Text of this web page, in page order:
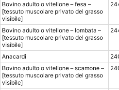
Bovino adulto o vitellone – fesa –
[tessuto muscolare privato del grasso
visibile]
Bovino adulto o vitellone – lombata –
[tessuto muscolare privato del grasso
visibile]
Anacardi
Bovino adulto o vitellone – scamone –
[tessuto muscolare privato del grasso
visibile]